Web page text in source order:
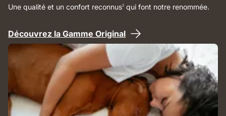
Une qualité et un confort reconnus2 qui font notre renommée.
Découvrez la Gamme Original